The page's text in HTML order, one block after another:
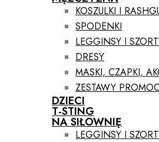
KOSZULKI I
SPODENKI
LEGGINSY I
DRESY
MASKI, CZAPKI,
ZESTAWY
DZIECI
T-STING
NA SIŁOWNIĘ
LEGGINSY I